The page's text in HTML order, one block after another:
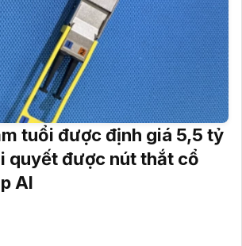
tuổi được định giá 5,5 tỷ
quyết được nút thắt cổ
AI